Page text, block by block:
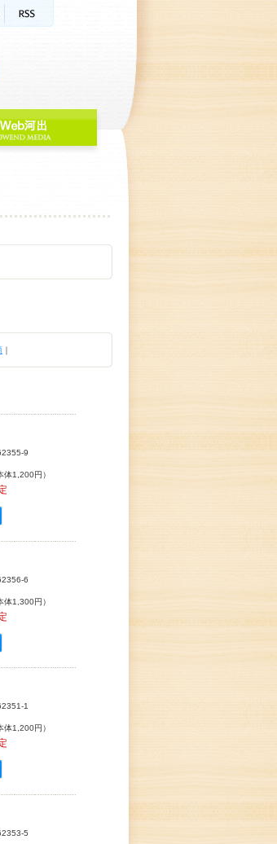
｜
9
体1,200円）
6
体1,300円）
1
体1,200円）
5